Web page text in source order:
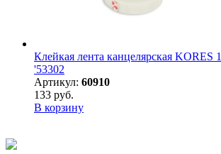
Клейкая лента канцелярская KORES
'53302
Артикул: 60910
133 руб.
В корзину